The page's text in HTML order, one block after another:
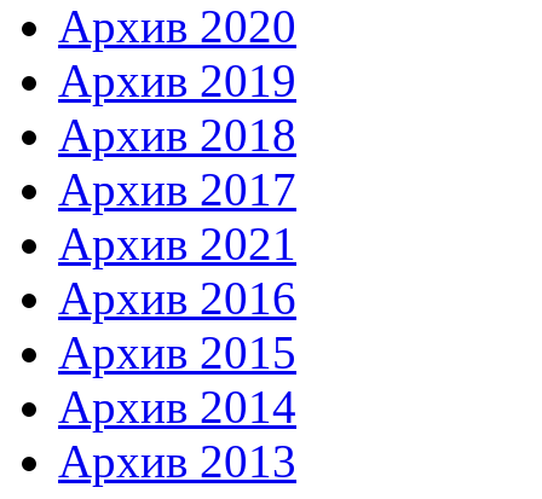
Архив 2020
Архив 2019
Архив 2018
Архив 2017
Архив 2021
Архив 2016
Архив 2015
Архив 2014
Архив 2013